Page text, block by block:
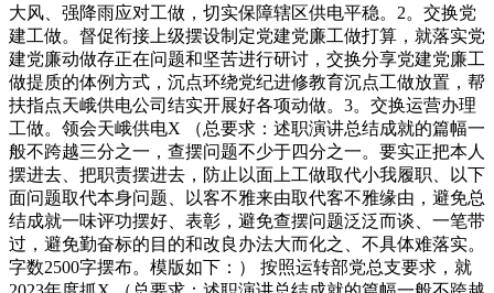
大风、强降雨应对工做，切实保障辖区供电平稳。2。交换党
建工做。督促衔接上级摆设制定党建党廉工做打算，就落实党
建党廉动做存正在问题和坚苦进行研讨，交换分享党建党廉工
做提质的体例方式，沉点环绕党纪进修教育沉点工做放置，帮
扶指点天峨供电公司结实开展好各项动做。3。交换运营办理
工做。领会天峨供电X （总要求：述职演讲总结成就的篇幅一
般不跨越三分之一，查摆问题不少于四分之一。要实正把本人
摆进去、把职责摆进去，防止以面上工做取代小我履职、以下
面问题取代本身问题、以客不雅来由取代客不雅缘由，避免总
结成就一味评功摆好、表彰，避免查摆问题泛泛而谈、一笔带
过，避免勤奋标的目的和改良办法大而化之、不具体难落实。
字数2500字摆布。模版如下：） 按照运转部党总支要求，就